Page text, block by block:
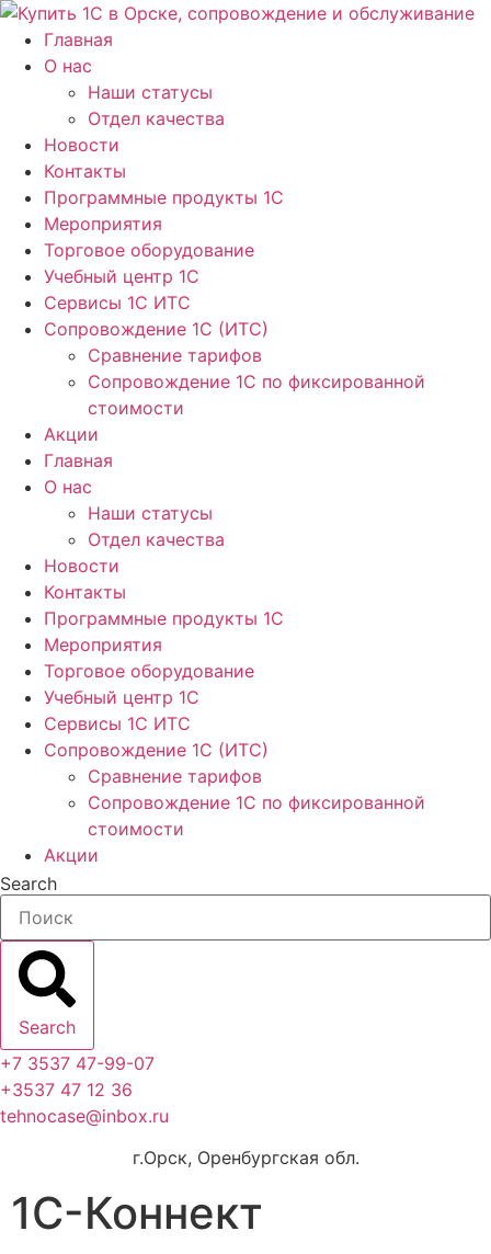
Перейти
содержимому
Главная
О нас
Наши статусы
Отдел качества
Новости
Контакты
Программные продукты 1C
Мероприятия
Торговое оборудование
Учебный центр 1C
Сервисы 1C ИТС
Сопровождение 1С (ИТС)
Сравнение тарифов
Сопровождение 1С по фиксированной
стоимости
Акции
Главная
О нас
Наши статусы
Отдел качества
Новости
Контакты
Программные продукты 1C
Мероприятия
Торговое оборудование
Учебный центр 1C
Сервисы 1C ИТС
Сопровождение 1С (ИТС)
Сравнение тарифов
Сопровождение 1С по фиксированной
стоимости
Акции
Search
Search
+7 3537 47-99-07
+3537 47 12 36
tehnocase@inbox.ru
г.Орск, Оренбургская обл.
1С-Коннект